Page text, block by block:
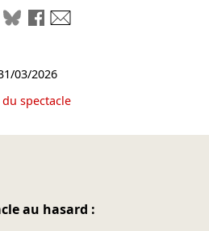
le liensur LinkedIn
Partager sur Mastodon
Partager sur Bluesky
Partager sur Facebook
03/2026
spectacle
au hasard :